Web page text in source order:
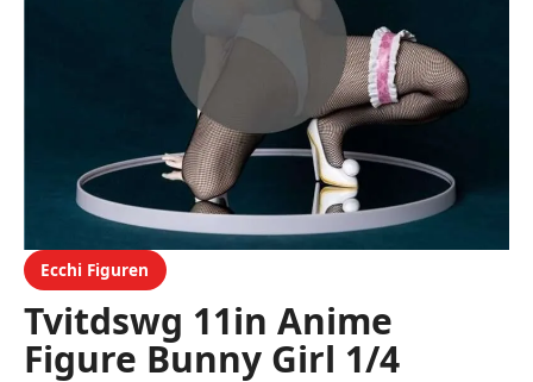
Ecchi Figuren
Tvitdswg 11in Anime
Figure Bunny Girl 1/4